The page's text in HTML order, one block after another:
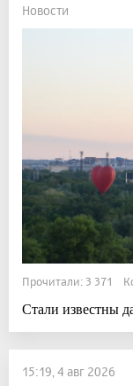
Новости
Прочитали: 3 371
Стали известны
15:19, 4 авг 2026